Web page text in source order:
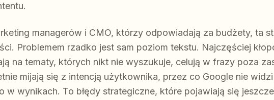
managerów i CMO, którzy odpowiadają za budżety, ta
Problemem rzadko jest sam poziom tekstu. Najczęściej
na tematy, których nikt nie wyszukuje, celują w frazy poza
mijają się z intencją użytkownika, przez co Google nie
w wynikach. To błędy strategiczne, które pojawiają się